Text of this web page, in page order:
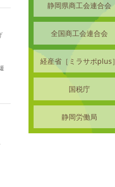
静岡県商工会連合会
全国商工会連合会
経産省［ミラサポplus］
国税庁
静岡労働局